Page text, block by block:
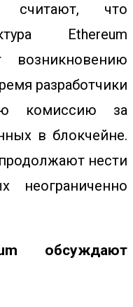
считают, что
Ethereum
возникновению
разработчики
комиссию за
в блокчейне.
нести
неограниченно
обсуждают